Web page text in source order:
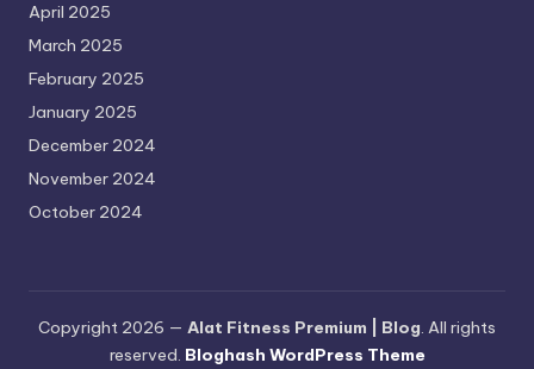
April 2025
March 2025
February 2025
January 2025
December 2024
November 2024
October 2024
Copyright 2026 — Alat Fitness Premium | Blog. All rights
reserved. Bloghash WordPress Theme